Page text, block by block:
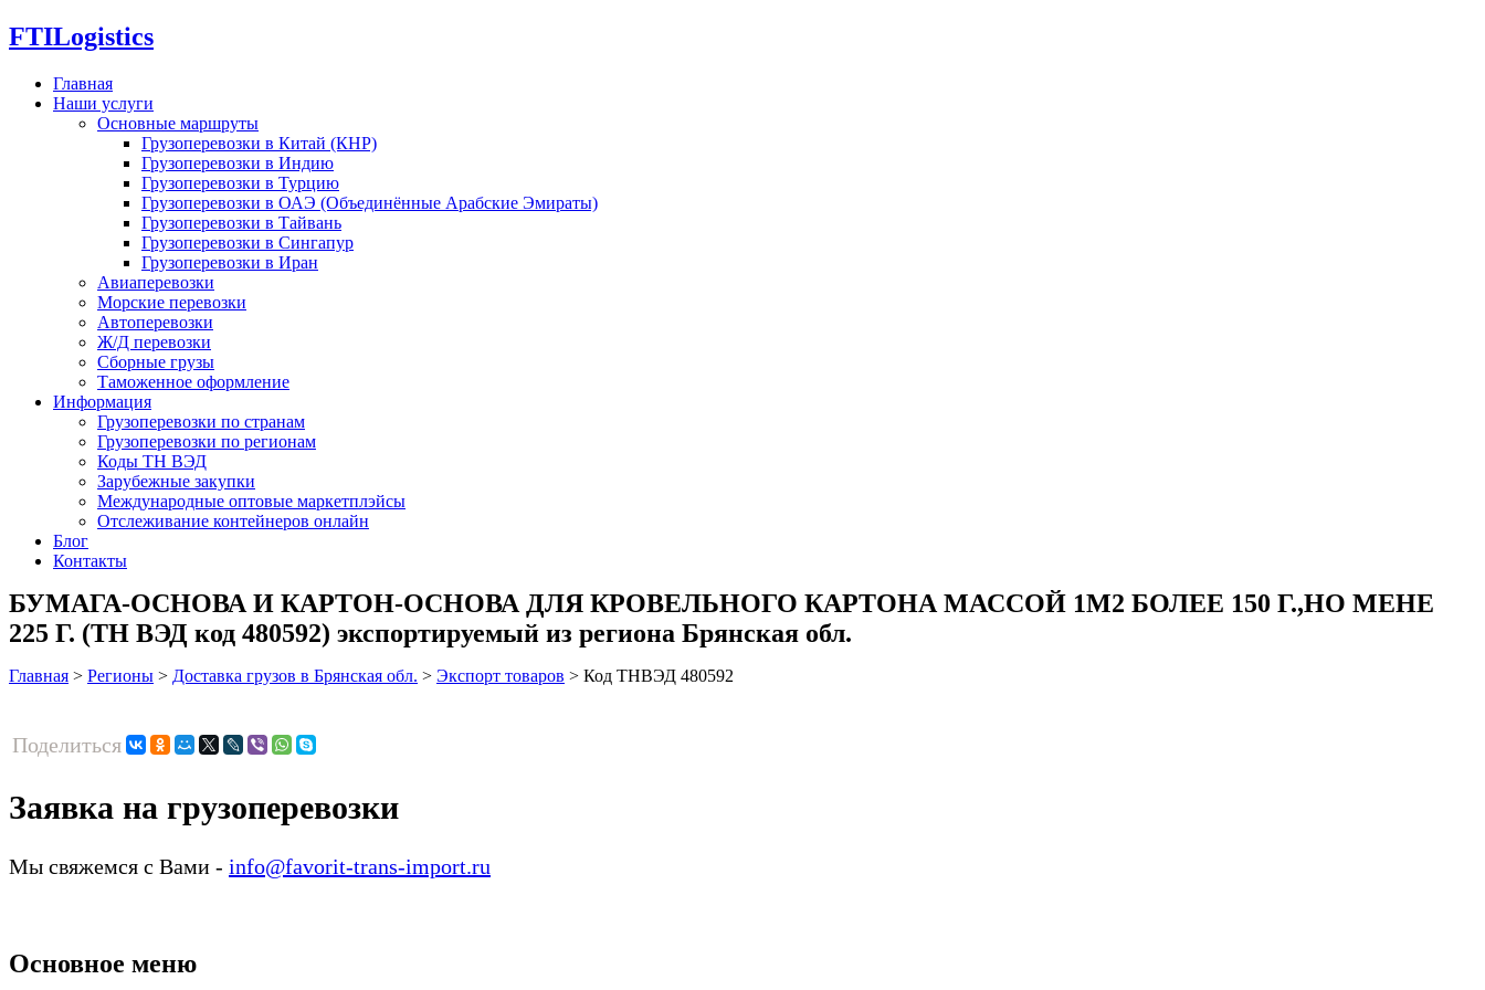
FTILogistics
Главная
Наши услуги
Основные маршруты
Грузоперевозки в Китай (КНР)
Грузоперевозки в Индию
Грузоперевозки в Турцию
Грузоперевозки в ОАЭ (Объединённые Арабские Эмираты)
Грузоперевозки в Тайвань
Грузоперевозки в Сингапур
Грузоперевозки в Иран
Авиаперевозки
Морские перевозки
Автоперевозки
Ж/Д перевозки
Сборные грузы
Таможенное оформление
Информация
Грузоперевозки по странам
Грузоперевозки по регионам
Коды ТН ВЭД
Зарубежные закупки
Международные оптовые маркетплэйсы
Отслеживание контейнеров онлайн
Блог
Контакты
БУМАГА-ОСНОВА И КАРТОН-ОСНОВА ДЛЯ КРОВЕЛЬНОГО КАРТОНА МАССОЙ 1М2 БОЛЕЕ 150 Г.,НО МЕНЕ
225 Г. (ТН ВЭД код 480592) экспортируемый из региона Брянская обл.
Главная > Регионы > Доставка грузов в Брянская обл. > Экспорт товаров > Код ТНВЭД 480592
Поделиться
Заявка на грузоперевозки
Мы свяжемся с Вами - info@favorit-trans-import.ru
Основное меню